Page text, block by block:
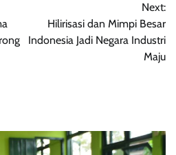
Next:
Hilirisasi dan Mimpi Besar
Indonesia Jadi Negara Industri
Maju